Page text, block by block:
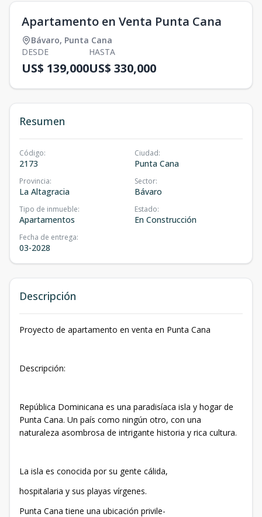
Apartamento en Venta Punta Cana
Bávaro, Punta Cana
DESDE
US$ 139,000
HASTA
US$ 330,000
Resumen
Código:
2173
Ciudad:
Punta Cana
Provincia:
La Altagracia
Sector:
Bávaro
Tipo de inmueble:
Apartamentos
Estado:
En Construcción
Fecha de entrega:
03-2028
Descripción
Proyecto de apartamento en venta en Punta Cana
Descripción:
República Dominicana es una paradisíaca isla y hogar de
Punta Cana. Un país como ningún otro, con una
naturaleza asombrosa de intrigante historia y rica cultura.
La isla es conocida por su gente cálida,
hospitalaria y sus playas vírgenes.
Punta Cana tiene una ubicación privile-